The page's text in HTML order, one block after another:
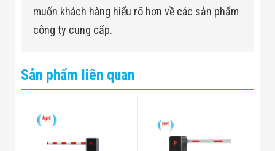
muốn khách hàng hiểu rõ hơn về các sản phẩm
công ty cung cấp.
Sản phẩm liên quan